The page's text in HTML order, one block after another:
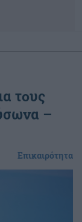
τους
–
Επικαιρότητα